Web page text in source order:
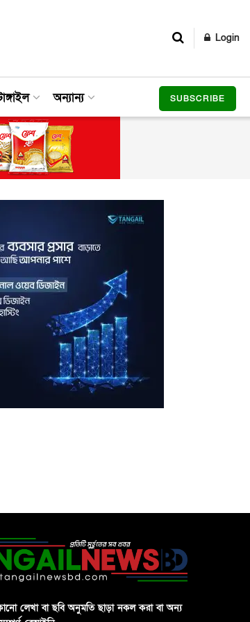
Login
অন্যান্য SUBSCRIBE
লেখা বা ছবি অনুমতি ছাড়া নকল করা বা অন্য